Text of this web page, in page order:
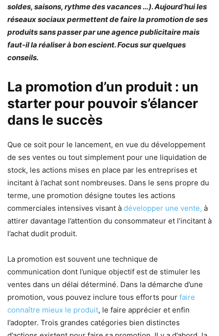
soldes, saisons, rythme des vacances …). Aujourd’hui les
réseaux sociaux permettent de faire la promotion de ses
produits sans passer par une agence publicitaire mais
faut-il la réaliser à bon escient. Focus sur quelques
conseils.
La promotion d’un produit : un
starter pour pouvoir s’élancer
dans le succès
Que ce soit pour le lancement, en vue du développement
de ses ventes ou tout simplement pour une liquidation de
stock, les actions mises en place par les entreprises et
incitant à l’achat sont nombreuses. Dans le sens propre du
terme, une promotion désigne toutes les actions
commerciales intensives visant à développer une vente, à
attirer davantage l’attention du consommateur et l’incitant à
l’achat dudit produit.
La promotion est souvent une technique de
communication dont l’unique objectif est de stimuler les
ventes dans un délai déterminé. Dans la démarche d’une
promotion, vous pouvez inclure tous efforts pour faire
connaître mieux le produit, le faire apprécier et enfin
l’adopter. Trois grandes catégories bien distinctes